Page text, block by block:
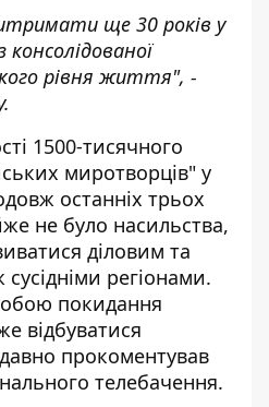
ще 30 років у
рівня життя", -
1500-тисячного
миротворців" у
останніх трьох
не було насильства,
діловим та
регіонами.
покидання
відбуватися
прокоментував
телебачення.